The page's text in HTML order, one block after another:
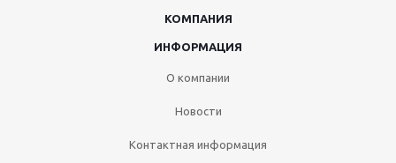
КОМПАНИЯ
ИНФОРМАЦИЯ
О компании
Новости
Контактная информация